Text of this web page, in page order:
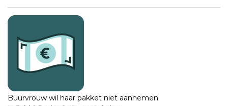
Buurvrouw wil haar pakket niet aannemen